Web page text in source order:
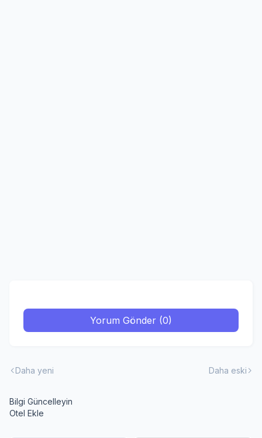
Yorum Gönder (0)
Daha yeni Daha eski
Bilgi Güncelleyin
Otel Ekle